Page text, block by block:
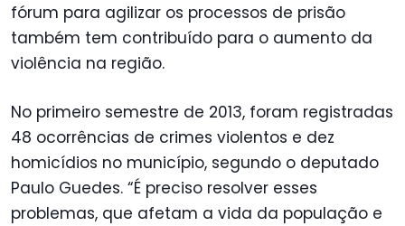
fórum para agilizar os processos de prisão
também tem contribuído para o aumento da
violência na região.
No primeiro semestre de 2013, foram registradas
48 ocorrências de crimes violentos e dez
homicídios no município, segundo o deputado
Paulo Guedes. “É preciso resolver esses
problemas, que afetam a vida da população e